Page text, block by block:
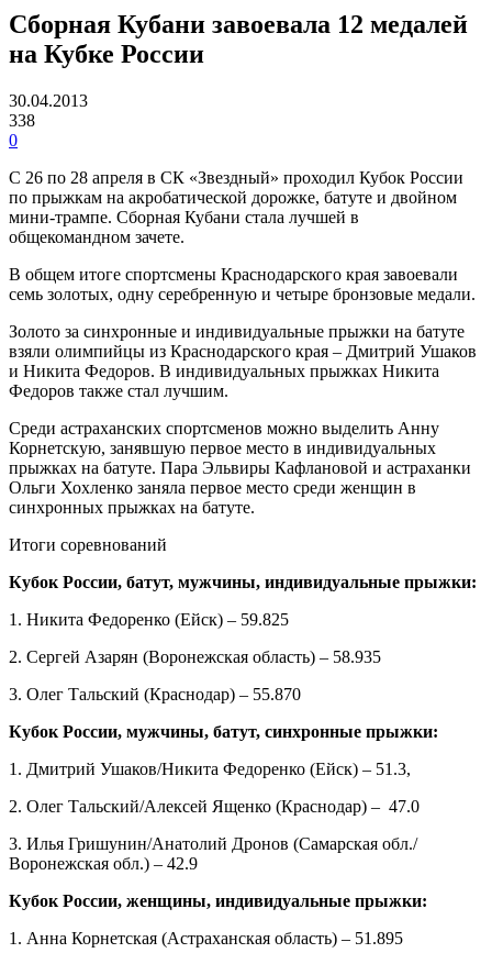
Сборная Кубани завоевала 12 медалей
на Кубке России
30.04.2013
338
0
С 26 по 28 апреля в СК «Звездный» проходил Кубок России
по прыжкам на акробатической дорожке, батуте и двойном
мини-трампе. Сборная Кубани стала лучшей в
общекомандном зачете.
В общем итоге спортсмены Краснодарского края завоевали
семь золотых, одну серебренную и четыре бронзовые медали.
Золото за синхронные и индивидуальные прыжки на батуте
взяли олимпийцы из Краснодарского края – Дмитрий Ушаков
и Никита Федоров. В индивидуальных прыжках Никита
Федоров также стал лучшим.
Среди астраханских спортсменов можно выделить Анну
Корнетскую, занявшую первое место в индивидуальных
прыжках на батуте. Пара Эльвиры Кафлановой и астраханки
Ольги Хохленко заняла первое место среди женщин в
синхронных прыжках на батуте.
Итоги соревнований
Кубок России, батут, мужчины, индивидуальные прыжки:
1. Никита Федоренко (Ейск) – 59.825
2. Сергей Азарян (Воронежская область) – 58.935
3. Олег Тальский (Краснодар) – 55.870
Кубок России, мужчины, батут, синхронные прыжки:
1. Дмитрий Ушаков/Никита Федоренко (Ейск) – 51.3,
2. Олег Тальский/Алексей Ященко (Краснодар) – 47.0
3. Илья Гришунин/Анатолий Дронов (Самарская обл./
Воронежская обл.) – 42.9
Кубок России, женщины, индивидуальные прыжки:
1. Анна Корнетская (Астраханская область) – 51.895